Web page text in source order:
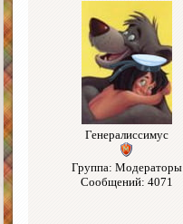
Генералиссимус
Группа: Модераторы
Сообщений: 4071